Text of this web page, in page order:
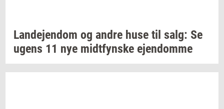
Lan­de­jen­dom og andre huse til salg: Se
ugens 11 nye midt­fyn­s­ke ejen­dom­me